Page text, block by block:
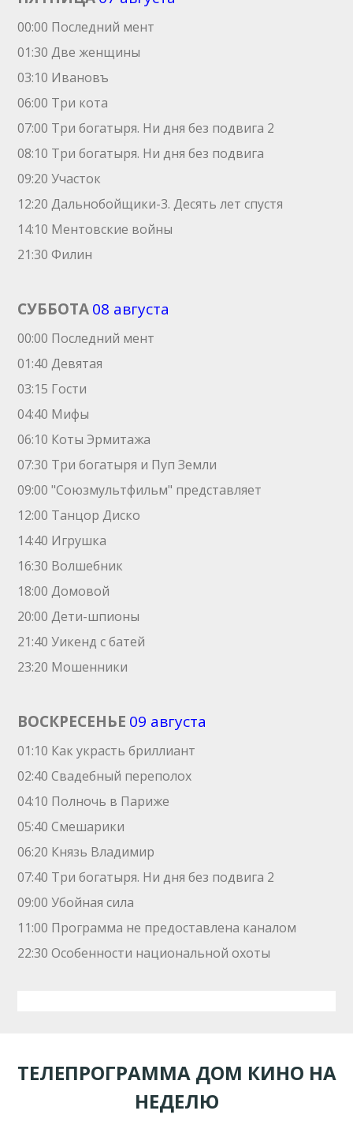
00:00 Последний мент
01:30 Две женщины
03:10 Ивановъ
06:00 Три кота
07:00 Три богатыря. Ни дня без подвига 2
08:10 Три богатыря. Ни дня без подвига
09:20 Участок
12:20 Дальнобойщики-3. Десять лет спустя
14:10 Ментовские войны
21:30 Филин
СУББОТА08 августа
00:00 Последний мент
01:40 Девятая
03:15 Гости
04:40 Мифы
06:10 Коты Эрмитажа
07:30 Три богатыря и Пуп Земли
09:00 "Союзмультфильм" представляет
12:00 Танцор Диско
14:40 Игрушка
16:30 Волшебник
18:00 Домовой
20:00 Дети-шпионы
21:40 Уикенд с батей
23:20 Мошенники
ВОСКРЕСЕНЬЕ 09 августа
01:10 Как украсть бриллиант
02:40 Свадебный переполох
04:10 Полночь в Париже
05:40 Смешарики
06:20 Князь Владимир
07:40 Три богатыря. Ни дня без подвига 2
09:00 Убойная сила
11:00 Программа не предоставлена каналом
22:30 Особенности национальной охоты
ТЕЛЕПРОГРАММА ДОМ КИНО НА
НЕДЕЛЮ